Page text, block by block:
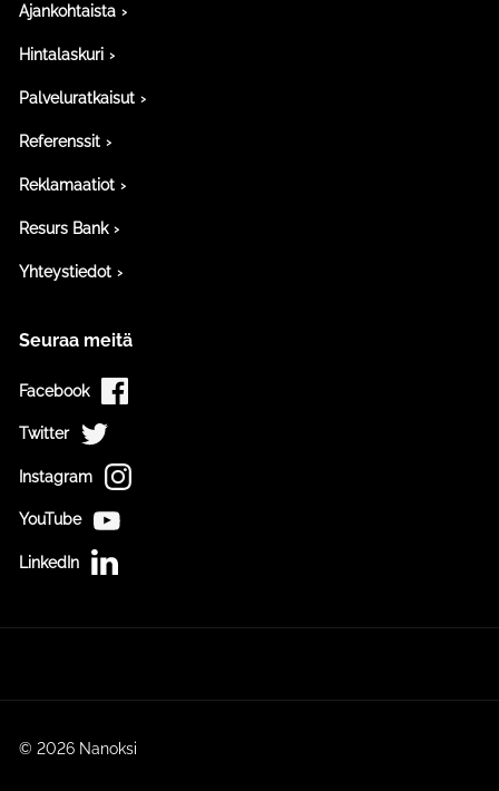
Ajankohtaista
Hintalaskuri
Palveluratkaisut
Referenssit
Reklamaatiot
Resurs Bank
Yhteystiedot
Seuraa meitä
Facebook
Twitter
Instagram
YouTube
LinkedIn
© 2026 Nanoksi